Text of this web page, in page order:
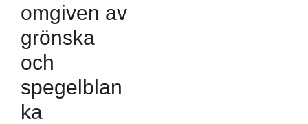
omgiven av
grönska
och
spegelblan
ka